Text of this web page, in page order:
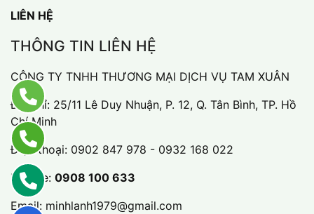
LIÊN HỆ
THÔNG TIN LIÊN HỆ
CÔNG TY TNHH THƯƠNG MẠI DỊCH VỤ TAM XUÂN
Địa chỉ: 25/11 Lê Duy Nhuận, P. 12, Q. Tân Bình, TP. Hồ
Chí Minh
Điện thoại: 0902 847 978 - 0932 168 022
Hotline: 0908 100 633
Email: minhlanh1979@gmail.com